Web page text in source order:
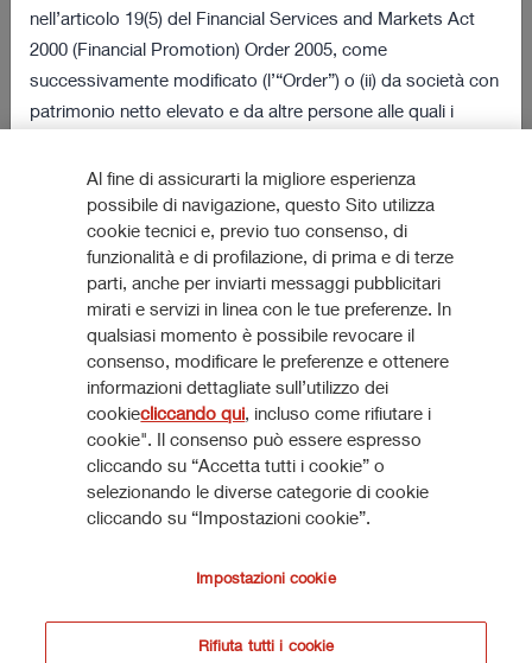
08 luglio 2022 18:00
Richiesta di Vendita
269 KB
Ultime Presentazioni
Reinforcing market position in Italy 304 KB
VEDI TUTTE
Come aderire
nell’articolo 19(5) del Financial Services and Markets Act
2000 (Financial Promotion) Order 2005, come
successivamente modificato (l’“Order”) o (ii) da società con
patrimonio netto elevato e da altre persone alle quali i
quanto rientranti nell’articolo 49(2) commi da (a) a (d)
dell’Order (congiuntamente, i “Soggetti Rilevanti”).
Le informazioni e i documenti presenti in questa sezione del
presente sito internet non possono essere inviati, né in
qualsiasi modo trasmessi, o comunque distribuiti,
direttamente o indirettamente, negli Altri Paesi o a soggetti
residenti, domiciliati o attualmente ubicati nel Regno Unito
diversi dai Soggetti Rilevanti. Chiunque riceva i suddetti
documenti e/o informazioni non dovrà distribuirli, inviarli o
spedirli negli Altri Paesi a soggetti residenti, domiciliati o
attualmente ubicati nel Regno Unito diversi dai Soggetti
Rilevanti.
Non accetto
*Dichiaro sotto la mia piena responsabilità di (i) non essere
Al fine di assicurarti la migliore esperienza
possibile di navigazione, questo Sito utilizza
cookie tecnici e, previo tuo consenso, di
funzionalità e di profilazione, di prima e di terze
parti, anche per inviarti messaggi pubblicitari
mirati e servizi in linea con le tue preferenze. In
qualsiasi momento è possibile revocare il
consenso, modificare le preferenze e ottenere
informazioni dettagliate sull’utilizzo dei
cookiecliccando qui, incluso come rifiutare i
cookie". Il consenso può essere espresso
cliccando su “Accetta tutti i cookie” o
selezionando le diverse categorie di cookie
cliccando su “Impostazioni cookie”.
Impostazioni cookie
Rifiuta tutti i cookie